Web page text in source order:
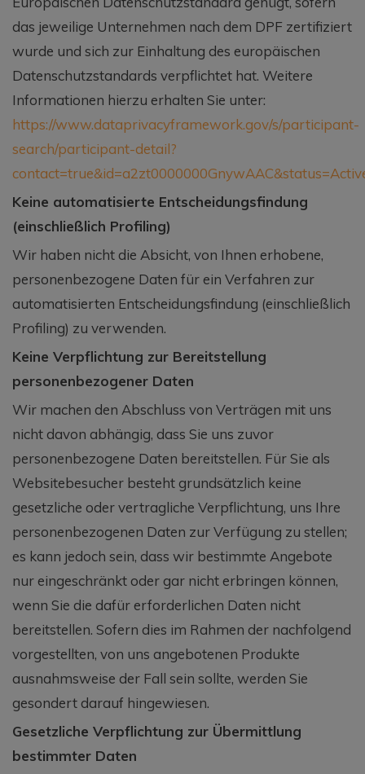
das jeweilige Unternehmen nach dem DPF zertifiziert
wurde und sich zur Einhaltung des europäischen
Datenschutzstandards verpflichtet hat. Weitere
Informationen hierzu erhalten Sie unter:
https://www.dataprivacyframework.gov/s/participant-
search/participant-detail?
Keine automatisierte Entscheidungsfindung
(einschließlich Profiling)
Wir haben nicht die Absicht, von Ihnen erhobene,
personenbezogene Daten für ein Verfahren zur
automatisierten Entscheidungsfindung (einschließlich
Profiling) zu verwenden.
Keine Verpflichtung zur Bereitstellung
personenbezogener Daten
Wir machen den Abschluss von Verträgen mit uns
nicht davon abhängig, dass Sie uns zuvor
personenbezogene Daten bereitstellen. Für Sie als
Websitebesucher besteht grundsätzlich keine
gesetzliche oder vertragliche Verpflichtung, uns Ihre
personenbezogenen Daten zur Verfügung zu stellen;
es kann jedoch sein, dass wir bestimmte Angebote
nur eingeschränkt oder gar nicht erbringen können,
wenn Sie die dafür erforderlichen Daten nicht
bereitstellen. Sofern dies im Rahmen der nachfolgend
vorgestellten, von uns angebotenen Produkte
ausnahmsweise der Fall sein sollte, werden Sie
gesondert darauf hingewiesen.
Gesetzliche Verpflichtung zur Übermittlung
bestimmter Daten